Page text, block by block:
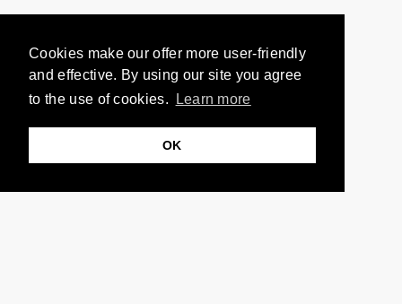
Cookies make our offer more user-friendly
and effective. By using our site you agree
to the use of cookies.
Learn more
OK